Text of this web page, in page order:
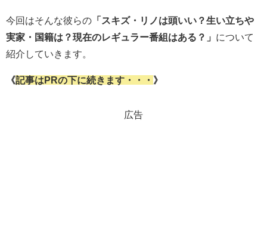
今回はそんな彼らの 「スキズ・リノは頭いい？生い立ちや
実家・国籍は？現在のレギュラー番組はある？」 について
紹介していきます。
《記事はPRの下に続きます・・・ 》
広告